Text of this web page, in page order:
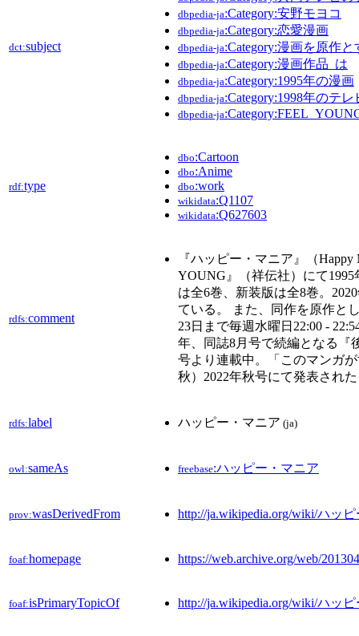
dct:subject
dbpedia-ja:Category:安野モヨコ
dbpedia-ja:Category:恋愛漫画
dbpedia-ja:Category:漫画を原作
dbpedia-ja:Category:漫画作品_は
dbpedia-ja:Category:1995年の漫画
dbpedia-ja:Category:1998年のテ
dbpedia-ja
rdf:type
dbo:Cartoon
dbo:Anime
dbo:work
wikidata:Q1107
wikidata:Q627603
rdfs:comment
『ハッピー・マニア』（
YOUNG』（祥伝社）にて
は全6巻、新装版は全8巻。
ている。 また、同作を原作と
23日まで毎週水曜日22:00 -
年、同誌8月号で続編となる『
号より連載中。「このマンガ
秋）2022年秋号にて発表され
rdfs:label ハッピー・マニア (ja)
owl:sameAs freebase:ハッピー・マニア
prov:wasDerivedFrom http://ja.wikipedia.org/wiki/ハッ
foaf:homepage https://web.archive.org/web/
foaf:isPrimaryTopicOf http://ja.wikipedia.org/wiki/ハッ